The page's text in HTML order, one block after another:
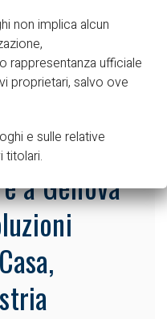
0 comments
a Genova
non implica alcun
rappresentanza ufficiale
proprietari, salvo ove
e sulle relative
titolari.